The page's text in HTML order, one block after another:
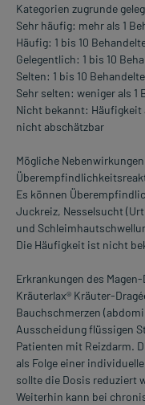
Kategorien zugrunde
Sehr häufig: mehr als 1
Häufig: 1 bis 10
Gelegentlich: 1 bis 10
Selten: 1 bis 10
Sehr selten: weniger als 1
Nicht bekannt: Häufigkeit
nicht abschätzbar
Mögliche
Es können
Juckreiz, Nesselsucht
und
Die Häufigkeit ist nicht
Erkrankungen des
Kräuterlax® Kräuter-
Bauchschmerzen
Ausscheidung flüssigen
Patienten mit Reizdarm.
als Folge einer
sollte die Dosis reduziert
Weiterhin kann bei